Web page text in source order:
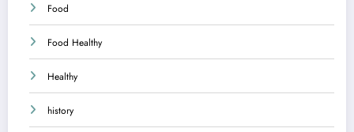
Food
Food Healthy
Healthy
history